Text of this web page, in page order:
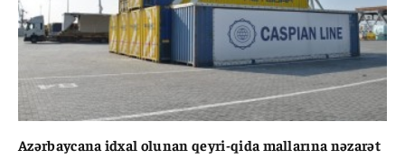
Azərbaycana idxal olunan qeyri-qida mallarına nəzarət